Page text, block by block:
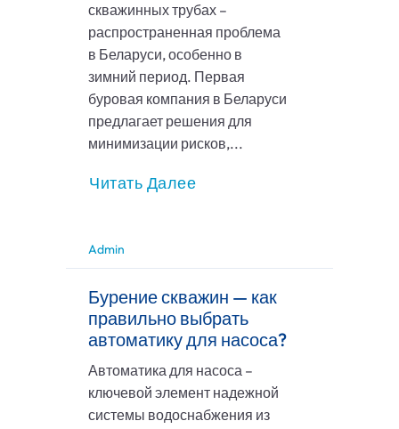
скважинных трубах –
распространенная проблема
в Беларуси, особенно в
зимний период. Первая
буровая компания в Беларуси
предлагает решения для
минимизации рисков,...
Читать Далее
Admin
Бурение скважин — как
правильно выбрать
автоматику для насоса?
Автоматика для насоса –
ключевой элемент надежной
системы водоснабжения из